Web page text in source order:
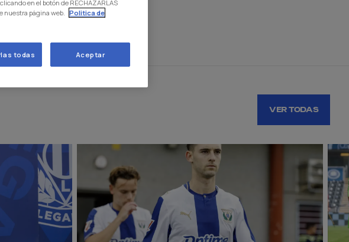
VER TODAS
en el botón de RECHAZARLAS
nuestra página web.
Politica de
todas Aceptar